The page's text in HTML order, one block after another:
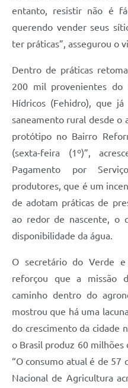
entanto, resistir não é
querendo vender seus
ter práticas”, assegurou o
Dentro de práticas
200 mil provenientes do
Hídricos (Fehidro), que
saneamento rural desde o
protótipo no Bairro
(sexta-feira (1º)”,
Pagamento por
produtores, que é um
de adotam práticas de
ao redor de nascente, o
disponibilidade da água.
O secretário do Verde e
reforçou que a missão
caminho dentro do
mostrou que há uma
do crescimento da cidade
o Brasil produz 60 milhões
“O consumo atual é de 57
Nacional de Agricultura